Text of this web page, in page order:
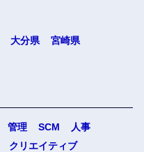
大分県
宮崎県
管理 SCM
人事
クリエイティブ